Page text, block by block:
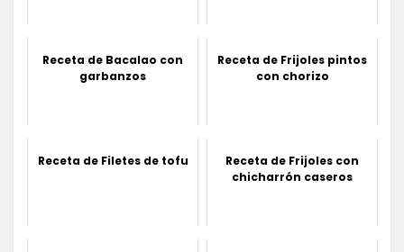
Receta de Bacalao con
garbanzos
Receta de Frijoles pintos
con chorizo
Receta de Filetes de tofu
Receta de Frijoles con
chicharrón caseros